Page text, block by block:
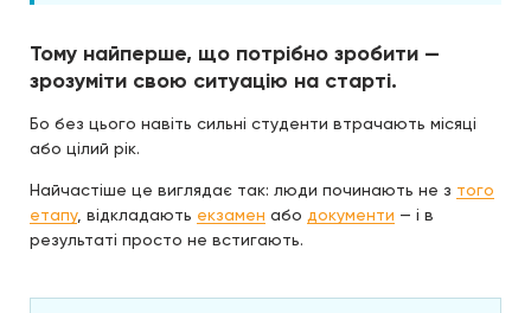
Тому найперше, що потрібно зробити —
зрозуміти свою ситуацію на старті.
Бо без цього навіть сильні студенти втрачають місяці
або цілий рік.
Найчастіше це виглядає так: люди починають не з того
етапу, відкладають екзамен або документи — і в
результаті просто не встигають.